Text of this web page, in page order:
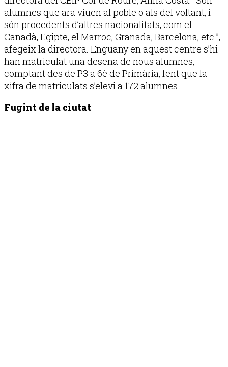
alumnes que ara viuen al poble o als del voltant, i
són procedents d’altres nacionalitats, com el
Canadà, Egipte, el Marroc, Granada, Barcelona, etc.”,
afegeix la directora. Enguany en aquest centre s’hi
han matriculat una desena de nous alumnes,
comptant des de P3 a 6è de Primària, fent que la
xifra de matriculats s’elevi a 172 alumnes.
Fugint de la ciutat